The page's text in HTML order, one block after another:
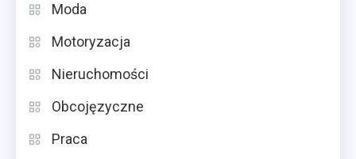
Moda
Motoryzacja
Nieruchomości
Obcojęzyczne
Praca